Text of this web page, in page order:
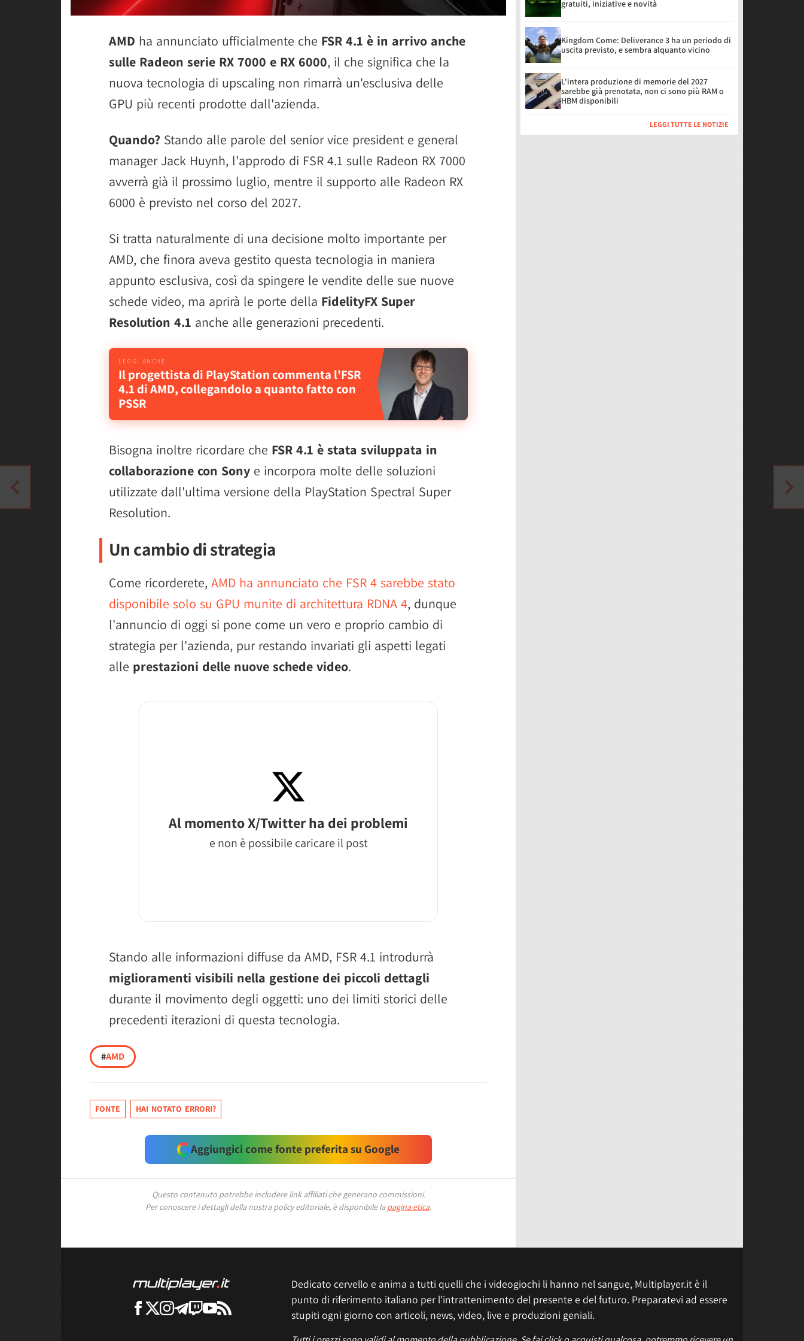
AMD ha annunciato ufficialmente che FSR 4.1 è in arrivo anche
sulle Radeon serie RX 7000 e RX 6000, il che significa che la
nuova tecnologia di upscaling non rimarrà un'esclusiva delle
GPU più recenti prodotte dall'azienda.
Quando? Stando alle parole del senior vice president e general
manager Jack Huynh, l'approdo di FSR 4.1 sulle Radeon RX 7000
avverrà già il prossimo luglio, mentre il supporto alle Radeon RX
6000 è previsto nel corso del 2027.
Si tratta naturalmente di una decisione molto importante per
AMD, che finora aveva gestito questa tecnologia in maniera
appunto esclusiva, così da spingere le vendite delle sue nuove
schede video, ma aprirà le porte della FidelityFX Super
Resolution 4.1 anche alle generazioni precedenti.
Il progettista di PlayStation commenta l'FSR
4.1 di AMD, collegandolo a quanto fatto con
PSSR
Bisogna inoltre ricordare che FSR 4.1 è stata sviluppata in
collaborazione con Sony e incorpora molte delle soluzioni
utilizzate dall'ultima versione della PlayStation Spectral Super
Resolution.
Un cambio di strategia
Come ricorderete, AMD ha annunciato che FSR 4 sarebbe stato
disponibile solo su GPU munite di architettura RDNA 4, dunque
l'annuncio di oggi si pone come un vero e proprio cambio di
strategia per l'azienda, pur restando invariati gli aspetti legati
alle prestazioni delle nuove schede video.
Al momento X/Twitter ha dei problemi
e non è possibile caricare il post
Stando alle informazioni diffuse da AMD, FSR 4.1 introdurrà
miglioramenti visibili nella gestione dei piccoli dettagli
durante il movimento degli oggetti: uno dei limiti storici delle
precedenti iterazioni di questa tecnologia.
#AMD
FONTE HAI NOTATO ERRORI?
Aggiungici come fonte preferita su Google
Questo contenuto potrebbe includere link affiliati che generano commissioni.
Per conoscere i dettagli della nostra policy editoriale, è disponibile la pagina etica.
gratuiti, iniziative e novità
Kingdom Come: Deliverance 3 ha un periodo di
uscita previsto, e sembra alquanto vicino
L'intera produzione di memorie del 2027
sarebbe già prenotata, non ci sono più RAM o
HBM disponibili
LEGGI TUTTE LE NOTIZIE
Dedicato cervello e anima a tutti quelli che i videogiochi li hanno nel sangue, Multiplayer.it è il
punto di riferimento italiano per l'intrattenimento del presente e del futuro. Preparatevi ad essere
stupiti ogni giorno con articoli, news, video, live e produzioni geniali.